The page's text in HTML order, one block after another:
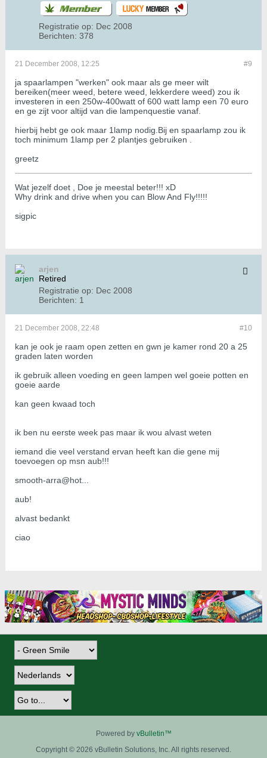
Registratie op: Dec 2008
Berichten: 378
#9
21 December 2008, 12:25
ja spaarlampen "werken" ook maar als ge meer wilt
bereiken(meer weed, betere weed, lekkerdere weed) zou ik
investeren in een 250w-400watt of 600 watt lamp een 70 euro
en ge zijt voor altijd van die lampenquestie vanaf.
hierbij hebt ge ook maar 1lamp nodig.Bij en spaarlamp zou ik
toch minimum 1lamp per 2 plantjes gebruiken .
greetz
Wat jezelf doet , Doe je meestal beter!!! xD
Why drink and drive when you can Blow And Fly!!!!!
sigpic
arjen
Retired
Registratie op: Dec 2008
Berichten: 1
#10
21 December 2008, 22:48
kan je ook je raam open zetten en gwn je kamer rond 20 a 25
graden laten worden
ik gebruik alleen voeding en geen lampen wel goeie potten en
goeie aarde
kan geen kwaad toch
ik ben nu eerste week pas maar ik wou alvast weten
iemand die veel verstand ervan heeft kan die gene mij
toevoegen op msn aub!!!
smooth-arra@hot...
aub!
alvast bedankt
ciao
Powered by vBulletin™
Copyright © 2026 vBulletin Solutions, Inc. All rights reserved.